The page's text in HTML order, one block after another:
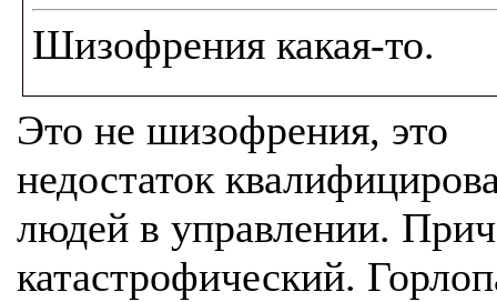
Шизофрения какая-то.
Это не шизофрения, это
недостаток
людей в управлении.
катастрофический.